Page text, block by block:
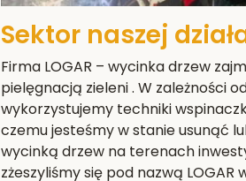
Sektor naszej
Firma LOGAR – wycinka drzew
pielęgnacją zieleni . W zależności
wykorzystujemy techniki
czemu jesteśmy w stanie usunąć
wycinką drzew na terenach
zżeszyliśmy się pod nazwą